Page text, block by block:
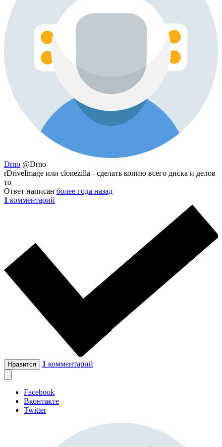
Drno @Drno
rDriveImage или clonezilla - сделать копию всего диска и делов
то
Ответ написан более года назад
1 комментарий
Нравится 1 комментарий
Facebook
Вконтакте
Twitter